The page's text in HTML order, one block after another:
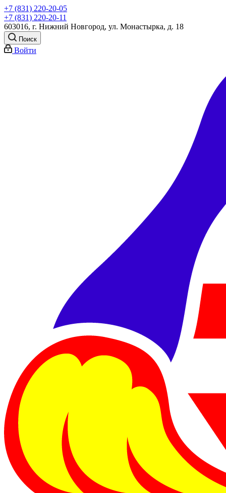
+7 (831) 220-20-05
+7 (831) 220-20-11
603016, г. Нижний Новгород, ул. Монастырка, д. 18
Поиск
Войти